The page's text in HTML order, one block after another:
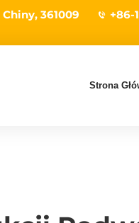
361009
+86-
Strona